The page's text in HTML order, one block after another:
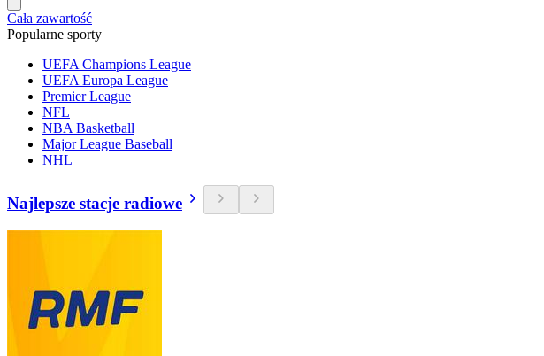
Cała zawartość
Popularne sporty
UEFA Champions League
UEFA Europa League
Premier League
NFL
NBA Basketball
Major League Baseball
NHL
Najlepsze stacje radiowe